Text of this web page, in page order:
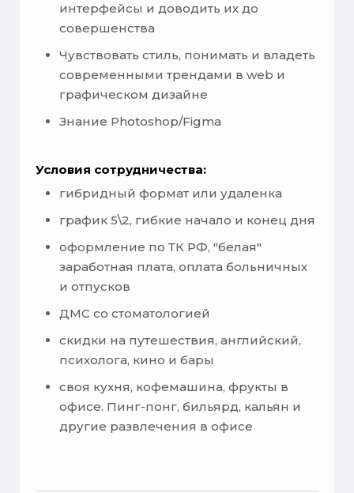
интерфейсы и доводить их до
совершенства
Чувствовать стиль, понимать и владеть
современными трендами в web и
графическом дизайне
Знание Photoshop/Figma
Условия сотрудничества:
гибридный формат или удаленка
график 5\2, гибкие начало и конец дня
оформление по ТК РФ, "белая"
заработная плата, оплата больничных
и отпусков
ДМС со стоматологией
скидки на путешествия, английский,
психолога, кино и бары
своя кухня, кофемашина, фрукты в
офисе. Пинг-понг, бильярд, кальян и
другие развлечения в офисе